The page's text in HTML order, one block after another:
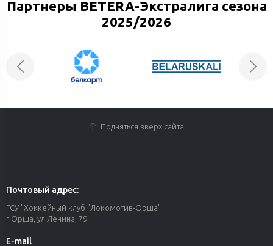
Партнеры BETERA-Экстралига сезона
2025/2026
E-mail
hk.lokomotiv-orsha@mail.ru